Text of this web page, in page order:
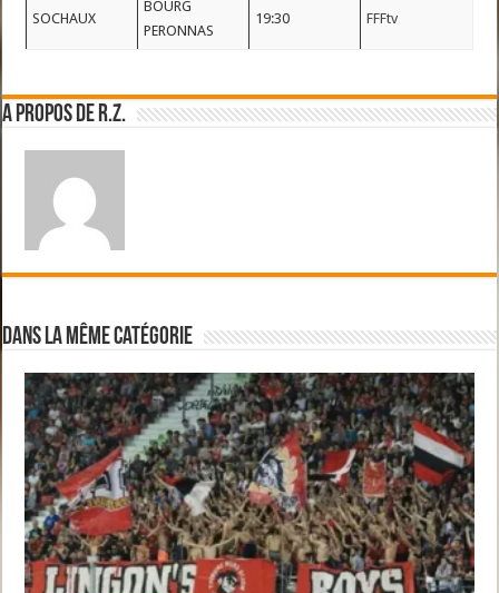
SOCHAUX
BOURG
PERONNAS
19:30 FFFtv
A propos de R.Z.
Dans la même catégorie